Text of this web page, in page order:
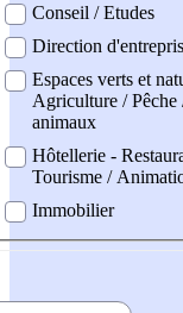
Conseil / Etudes
Direction
Espaces verts et
Agriculture / Pêche
animaux
Hôtellerie -
Tourisme /
Immobilier